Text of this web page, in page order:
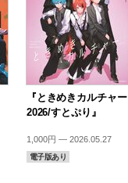
『ときめきカルチャー
2026/すとぷり』
1,000円 — 2026.05.27
電子版あり